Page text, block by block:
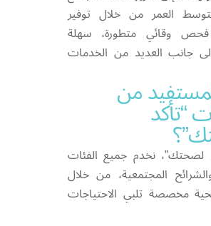
العمر من خلال توفير
وقائي متطورة، سهلة
جانب العديد من الخدمات
من “تأكد
لصحتك”، نخدم جميع الفئات
المجتمعية، من خلال
مخصصة تلبي الاحتياجات